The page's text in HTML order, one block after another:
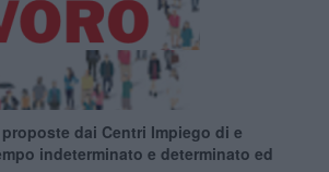
dai Centri Impiego di e
indeterminato e determinato ed